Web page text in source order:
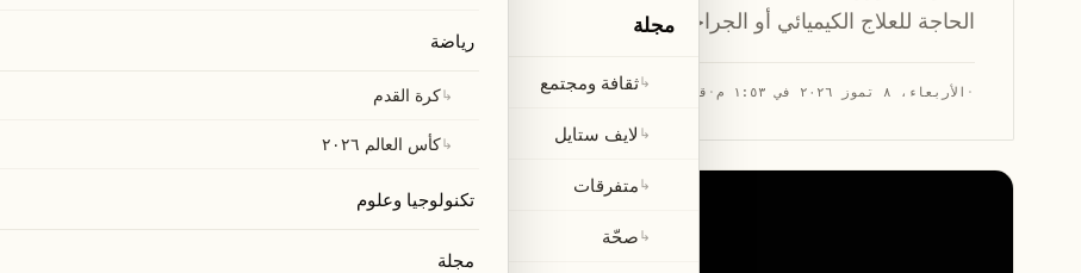
الحاجة للعلاج الكيميائي أو الجراحة.
· الأربعاء، ٨ تموز ٢٠٢٦ في ١:٥٣ م · قراءة 2 دقيقتان
مجلة
↳ثقافة ومجتمع
↳ لايف ستايل
↳متفرقات
↳صحّة
رياضة
↳كرة القدم
↳كأس العالم ٢٠٢٦
تكنولوجيا وعلوم
مجلة